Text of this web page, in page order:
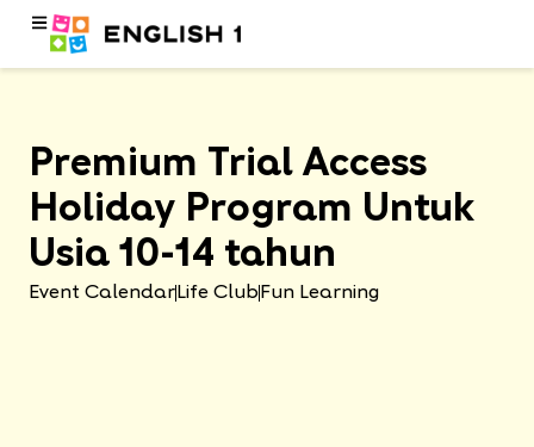
Premium Trial Access
Holiday Program Untuk
Usia 10-14 tahun
Event Calendar Life Club Fun Learning